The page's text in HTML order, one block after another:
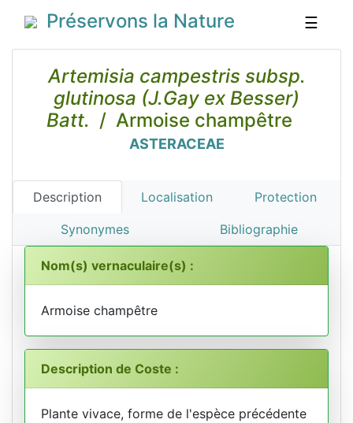
Préservons la Nature ☰
Artemisia campestris subsp.
glutinosa (J.Gay ex Besser)
Batt. / Armoise champêtre
ASTERACEAE
Description Localisation Protection
Synonymes Bibliographie
Nom(s) vernaculaire(s) :
Armoise champêtre
Description de Coste :
Plante vivace, forme de l'espèce précédente